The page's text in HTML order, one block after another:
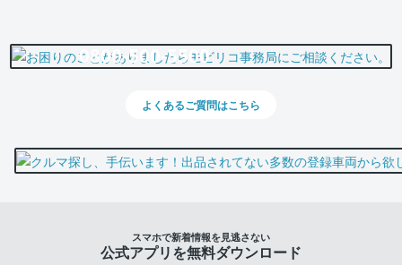
0800-500-5500
よくあるご質問はこちら
スマホで新着情報を見逃さない
公式アプリを無料ダウンロード